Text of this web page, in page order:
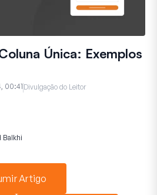
Única: Exemplos
00:41 Divulgação do Leitor
Balkhi
Artigo